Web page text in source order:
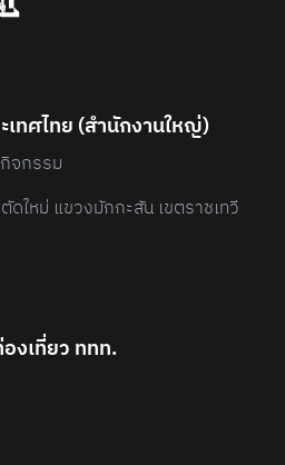
เทศไทย (สํานักงานใหญ่)
จกรรม
ใหม่ แขวงมักกะสัน เขตราชเทวี
งเที่ยว ททท.